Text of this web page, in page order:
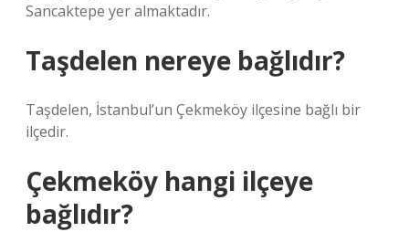
Sancaktepe yer almaktadır.
Taşdelen nereye bağlıdır?
Taşdelen, İstanbul’un Çekmeköy ilçesine bağlı bir
ilçedir.
Çekmeköy hangi ilçeye
bağlıdır?